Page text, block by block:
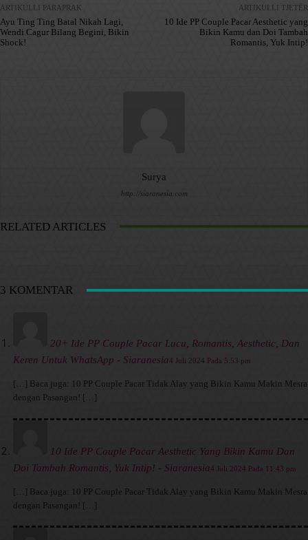
ARTIKULLI PARAPRAK
Ayu Ting Ting Batal Nikah Lagi,
Wendi Cagur Bilang Begini, Bikin
Shock!
ARTIKULLI TJETËR
10 Ide PP Couple Pacar Aesthetic yang
Bikin Kamu dan Doi Tambah
Romantis, Yuk Intip!
Surya
http://siaranesia.com
RELATED ARTICLES
3 KOMENTAR
20+ Ide PP Couple Pacar Lucu, Romantis, Aesthetic, Dan
Keren Untuk WhatsApp - Siaranesia4 Juli 2024 Pada 5:53 pm
[…] Baca juga: 10 PP Couple Pacar Tidak Alay yang Bikin Kamu Makin Mesra
dengan Pasangan! […]
10 Ide PP Couple Pacar Aesthetic Yang Bikin Kamu Dan
Doi Tambah Romantis, Yuk Intip! - Siaranesia4 Juli 2024 Pada 11:43 pm
[…] Baca juga: 10 PP Couple Pacar Tidak Alay yang Bikin Kamu Makin Mesra
dengan Pasangan! […]